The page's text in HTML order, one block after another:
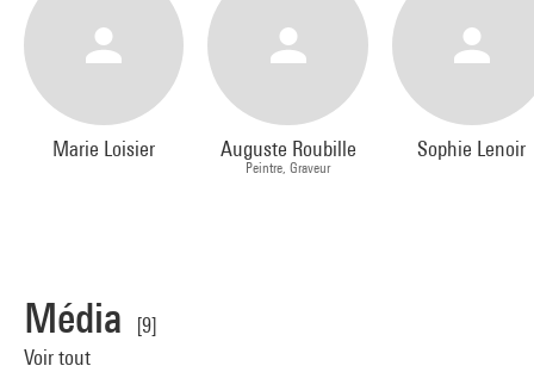
Marie Loisier Auguste Roubille
Peintre, Graveur
Sophie Lenoir
Média
[9]
Voir tout